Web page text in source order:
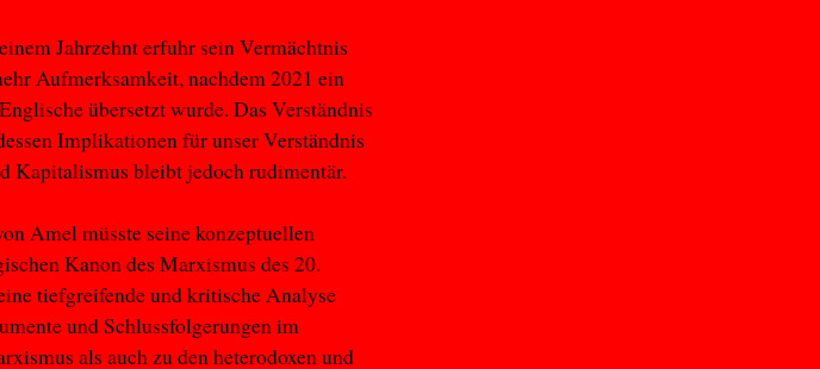
Jahrzehnt erfuhr sein Vermächtnis
Aufmerksamkeit, nachdem 2021 ein
übersetzt wurde. Das Verständnis
Implikationen für unser Verständnis
Kapitalismus bleibt jedoch rudimentär.
Amel müsste seine konzeptuellen
Kanon des Marxismus des 20.
tiefgreifende und kritische Analyse
und Schlussfolgerungen im
als auch zu den heterodoxen und